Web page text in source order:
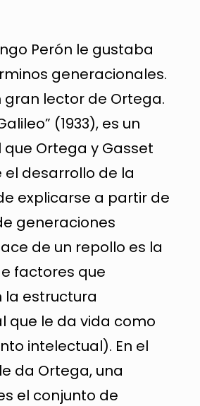
Perón le gustaba
generacionales.
gran lector de Ortega.
(1933), es un
que Ortega y Gasset
el desarrollo de la
explicarse a partir de
generaciones
de un repollo es la
factores que
la estructura
que le da vida como
intelectual). En el
da Ortega, una
el conjunto de